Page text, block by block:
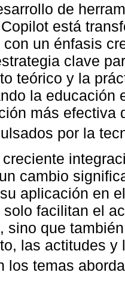
de
está
un énfasis
clave
teórico y la
la educación
más efectiva
por la
cambio
aplicación en
facilitan el
sino que
las actitudes
los temas